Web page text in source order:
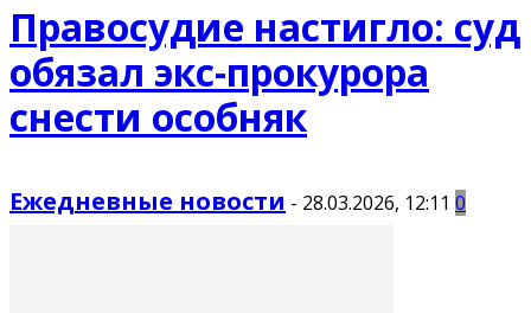
Правосудие настигло: суд
обязал экс-прокурора
снести особняк
Ежедневные новости - 28.03.2026, 12:11 0